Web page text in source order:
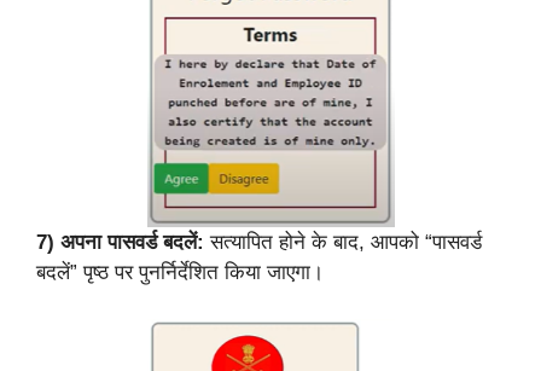
7) अपना पासवर्ड बदलें: सत्यापित होने के बाद, आपको “पासवर्ड
बदलें” पृष्ठ पर पुनर्निर्देशित किया जाएगा।